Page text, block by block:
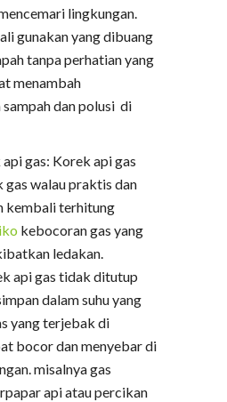
lingkungan.
gunakan yang dibuang
tanpa perhatian yang
menambah
sampah dan polusi di
gas: Korek api gas
gas walau praktis dan
kembali terhitung
kebocoran gas yang
ledakan.
api gas tidak ditutup
dalam suhu yang
yang terjebak di
bocor dan menyebar di
misalnya gas
api atau percikan